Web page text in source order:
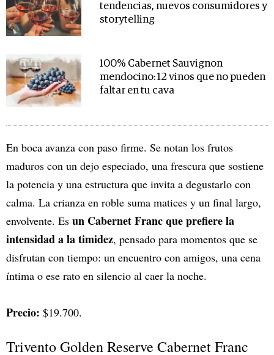
tendencias, nuevos consumidores y
storytelling
100% Cabernet Sauvignon
mendocino: 12 vinos que no pueden
faltar en tu cava
En boca avanza con paso firme. Se notan los frutos
maduros con un dejo especiado, una frescura que sostiene
la potencia y una estructura que invita a degustarlo con
calma. La crianza en roble suma matices y un final largo,
envolvente. Es un Cabernet Franc que prefiere la
intensidad a la timidez, pensado para momentos que se
disfrutan con tiempo: un encuentro con amigos, una cena
íntima o ese rato en silencio al caer la noche.
Precio: $19.700.
Trivento Golden Reserve Cabernet Franc